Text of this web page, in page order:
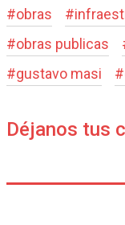
#obras #
#obras publicas
#gustavo masi #
Déjanos tus